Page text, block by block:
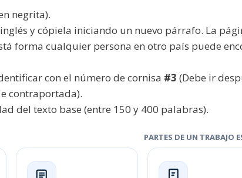
negrita).
y cópiela iniciando un nuevo párrafo. La
forma cualquier persona en otro país puede
con el número de cornisa #3 (Debe ir
contraportada).
del texto base (entre 150 y 400 palabras).
PARTES DE UN TRABAJO